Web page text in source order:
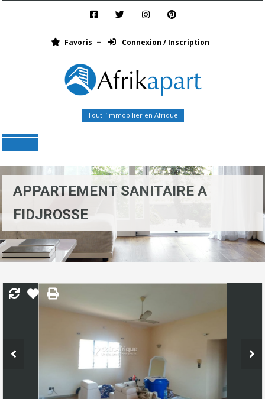
Favoris Connexion / Inscription
Tout l’immobilier en Afrique
APPARTEMENT SANITAIRE A
FIDJROSSE